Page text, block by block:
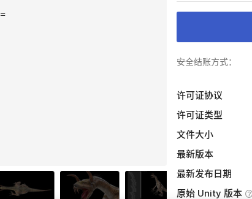
安全结账方式：
许可证协议
许可证类型
文件大小
最新版本
最新发布日期
原始 Unity 版本